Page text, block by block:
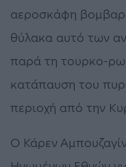
αεροσκάφη
θύλακα αυτό των
παρά τη τουρκο-
κατάπαυση του
περιοχή από την
Ο Κάρεν